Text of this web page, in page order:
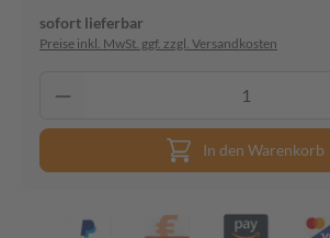
sofort lieferbar
Preise inkl. MwSt. ggf. zzgl. Versandkosten
In den Warenkorb